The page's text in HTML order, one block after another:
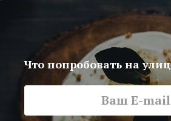
Что попробовать на